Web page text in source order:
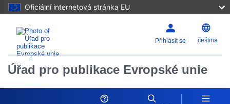
Oficiální internetová stránka EU
Přihlásit se čeština
Úřad pro publikace Evropské unie